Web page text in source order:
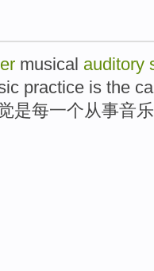
musical auditory
practice is the
是每一个从事音乐